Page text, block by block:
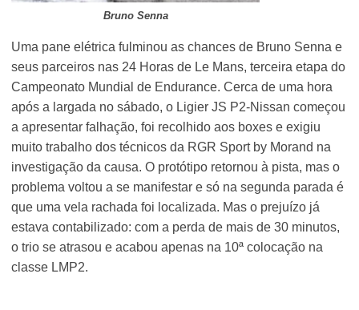
Bruno Senna
Uma pane elétrica fulminou as chances de Bruno Senna e
seus parceiros nas 24 Horas de Le Mans, terceira etapa do
Campeonato Mundial de Endurance. Cerca de uma hora
após a largada no sábado, o Ligier JS P2-Nissan começou
a apresentar falhação, foi recolhido aos boxes e exigiu
muito trabalho dos técnicos da RGR Sport by Morand na
investigação da causa. O protótipo retornou à pista, mas o
problema voltou a se manifestar e só na segunda parada é
que uma vela rachada foi localizada. Mas o prejuízo já
estava contabilizado: com a perda de mais de 30 minutos,
o trio se atrasou e acabou apenas na 10ª colocação na
classe LMP2.